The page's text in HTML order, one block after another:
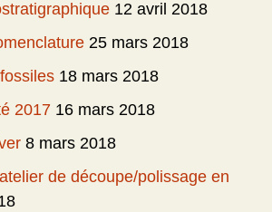
12 avril 2018
25 mars 2018
18 mars 2018
2017 16 mars 2018
8 mars 2018
de découpe/polissage en